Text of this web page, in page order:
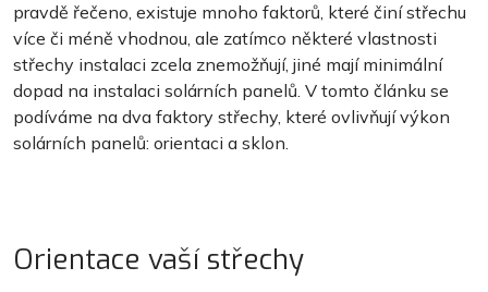
pravdě řečeno, existuje mnoho faktorů, které činí střechu
více či méně vhodnou, ale zatímco některé vlastnosti
střechy instalaci zcela znemožňují, jiné mají minimální
dopad na instalaci solárních panelů. V tomto článku se
podíváme na dva faktory střechy, které ovlivňují výkon
solárních panelů: orientaci a sklon.
Orientace vaší střechy